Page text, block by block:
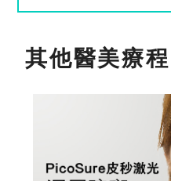
其他醫美療程